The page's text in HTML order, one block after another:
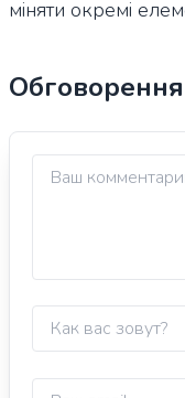
міняти окремі
Обговорення